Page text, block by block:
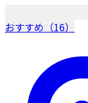
おすすめ（16）